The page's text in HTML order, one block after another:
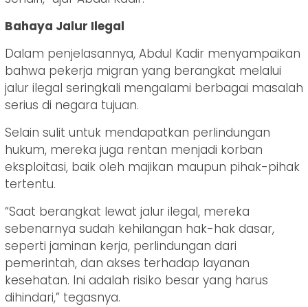
Bahaya Jalur Ilegal
Dalam penjelasannya, Abdul Kadir menyampaikan
bahwa pekerja migran yang berangkat melalui
jalur ilegal seringkali mengalami berbagai masalah
serius di negara tujuan.
Selain sulit untuk mendapatkan perlindungan
hukum, mereka juga rentan menjadi korban
eksploitasi, baik oleh majikan maupun pihak-pihak
tertentu.
“Saat berangkat lewat jalur ilegal, mereka
sebenarnya sudah kehilangan hak-hak dasar,
seperti jaminan kerja, perlindungan dari
pemerintah, dan akses terhadap layanan
kesehatan. Ini adalah risiko besar yang harus
dihindari,” tegasnya.